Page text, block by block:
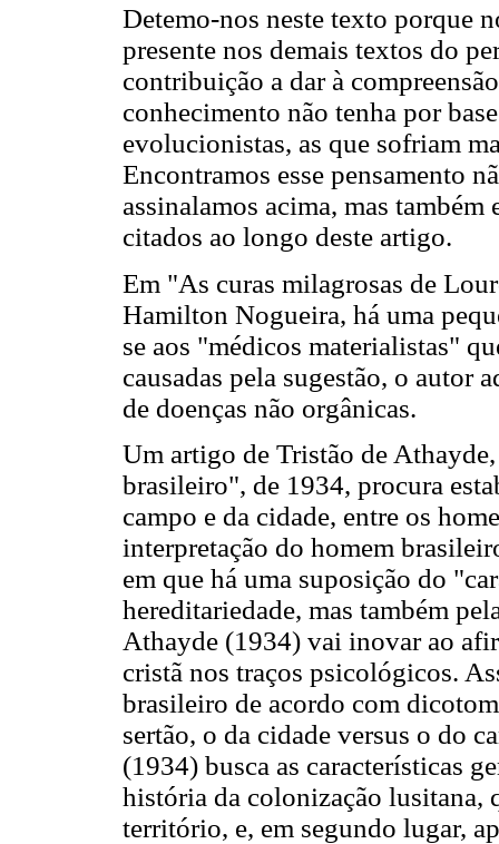
Detemo-nos neste texto porque
presente nos demais textos do
contribuição a dar à
conhecimento não tenha por
evolucionistas, as que sofriam
Encontramos esse pensamento
assinalamos acima, mas
citados ao longo deste artigo.
Em "As curas milagrosas de
Hamilton Nogueira, há uma
se aos "médicos materialistas"
causadas pela sugestão, o autor
de doenças não orgânicas.
Um artigo de Tristão de
brasileiro", de 1934, procura
campo e da cidade, entre os
interpretação do homem
em que há uma suposição do
hereditariedade, mas também
Athayde (1934) vai inovar ao
cristã nos traços psicológicos.
brasileiro de acordo com
sertão, o da cidade versus o do
(1934) busca as características
história da colonização lusitana,
território, e, em segundo lugar,